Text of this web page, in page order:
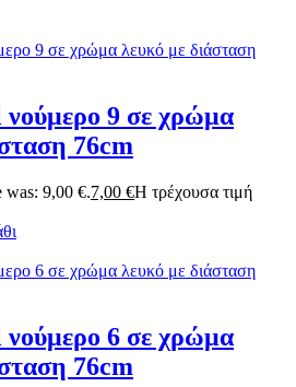
9 σε χρώμα
76cm
9,00 €.7,00 €Η τρέχουσα τιμή
6 σε χρώμα
76cm